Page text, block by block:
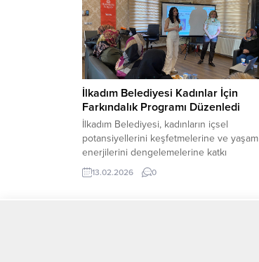
İlkadım Belediyesi Kadınlar İçin
Farkındalık Programı Düzenledi
İlkadım Belediyesi, kadınların içsel
potansiyellerini keşfetmelerine ve yaşam
enerjilerini dengelemelerine katkı
sunmak amacıyla “Kadının Gücü ve
Yaşam Enerjisi Farkındalığı” programı
13.02.2026 0